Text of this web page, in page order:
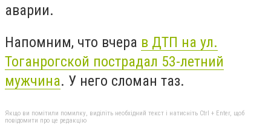
аварии.
Напомним, что вчера в ДТП на ул.
Тоганрогской пострадал 53-летний
мужчина. У него сломан таз.
Якщо ви помітили помилку, виділіть необхідний текст і натисніть Ctrl + Enter, щоб
повідомити про це редакцію